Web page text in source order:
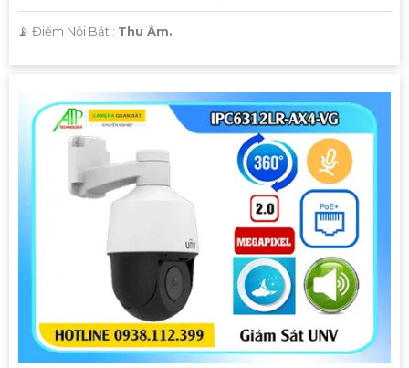
️📡 Điểm Nỗi Bật : Thu Âm.